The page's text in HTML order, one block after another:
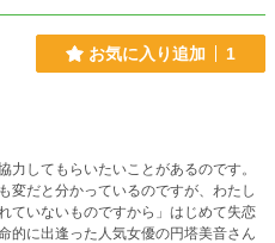
お気に入り追加 1
力してもらいたいことがあるのです。
変だと分かっているのですが、わたし
ていないものですから」はじめて失恋
的に出逢った人気女優の円塔美音さん